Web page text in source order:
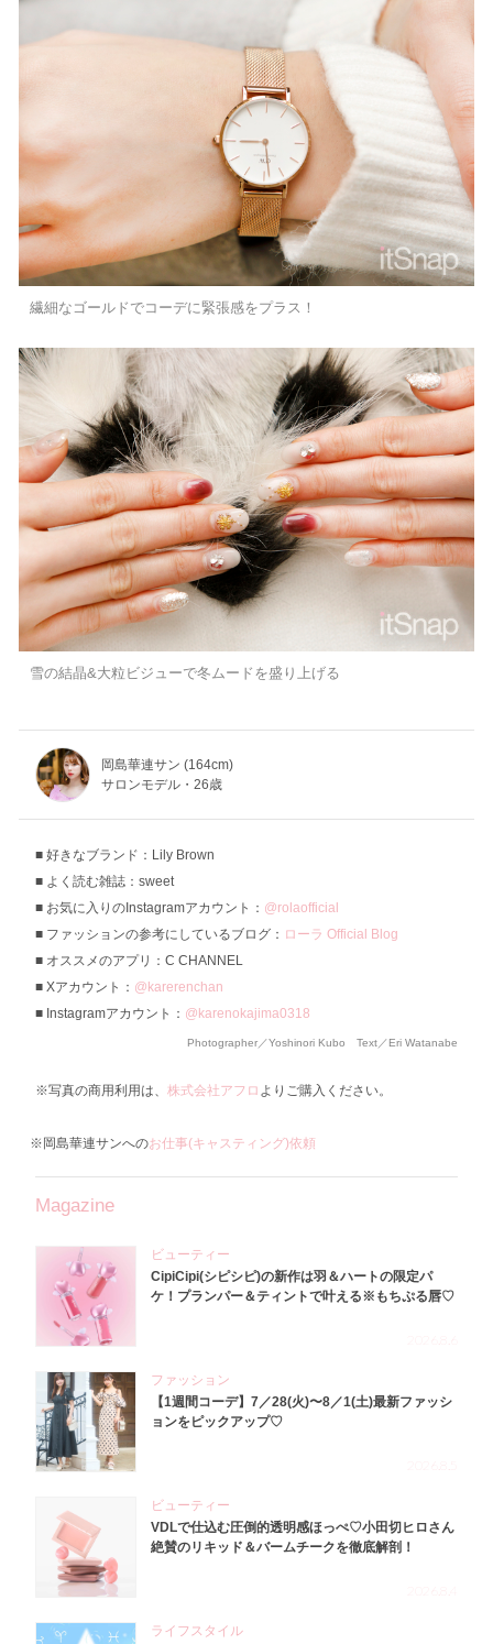
繊細なゴールドでコーデに緊張感をプラス！
雪の結晶&大粒ビジューで冬ムードを盛り上げる
岡島華連サン (164cm)
サロンモデル・26歳
好きなブランド：Lily Brown
よく読む雑誌：sweet
お気に入りのInstagramアカウント： @rolaofficial
ファッションの参考にしているブログ： ローラ Official Blog
オススメのアプリ：C CHANNEL
Xアカウント： @karerenchan
Instagramアカウント： @karenokajima0318
Photographer／Yoshinori Kubo Text／Eri Watanabe
※写真の商用利用は、 株式会社アフロ よりご購入ください。
※岡島華連サンへのお仕事(キャスティング)依頼
Magazine
ビューティー
CipiCipi(シピシピ)の新作は羽＆ハートの限定パ
ケ！プランパー＆ティントで叶える※もちぷる唇♡
ファッション
【1週間コーデ】7／28(火)〜8／1(土)最新ファッシ
ョンをピックアップ♡
ビューティー
VDLで仕込む圧倒的透明感ほっぺ♡小田切ヒロさん
絶賛のリキッド＆バームチークを徹底解剖！
ライフスタイル